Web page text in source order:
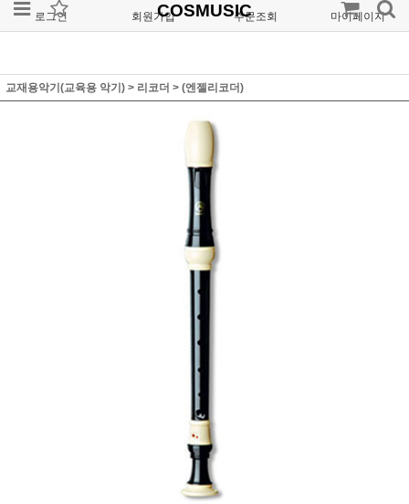
로그인 회원가입 주문조회 마이페이지
COSMUSIC
교재용악기(교육용 악기) > 리코더 > (엔젤리코더)